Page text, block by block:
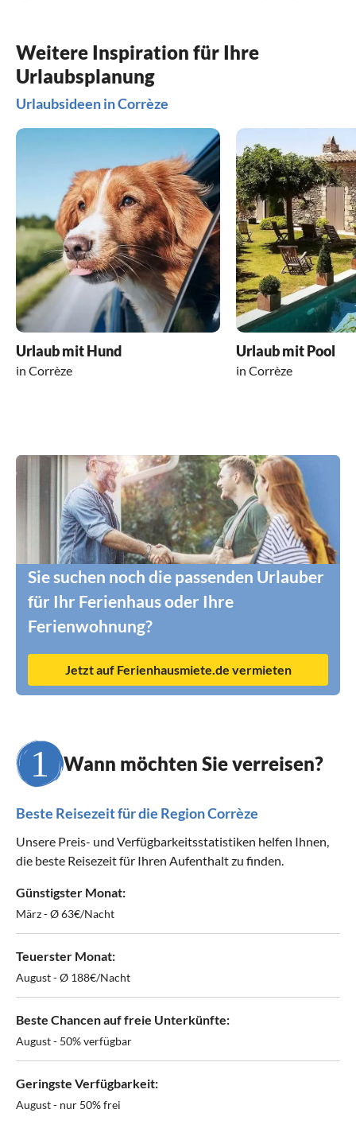
Weitere Inspiration für Ihre
Urlaubsplanung
Urlaubsideen in Corrèze
Urlaub mit Hund
in Corrèze
Urlaub mit Pool
in Corrèze
Sie suchen noch die passenden Urlauber
für Ihr Ferienhaus oder Ihre
Ferienwohnung?
Jetzt auf Ferienhausmiete.de vermieten
Wann möchten Sie verreisen?
Beste Reisezeit für die Region Corrèze
Unsere Preis- und Verfügbarkeitsstatistiken helfen Ihnen,
die beste Reisezeit für Ihren Aufenthalt zu finden.
Günstigster Monat:
März - Ø 63€/Nacht
Teuerster Monat:
August - Ø 188€/Nacht
Beste Chancen auf freie Unterkünfte:
August - 50% verfügbar
Geringste Verfügbarkeit:
August - nur 50% frei